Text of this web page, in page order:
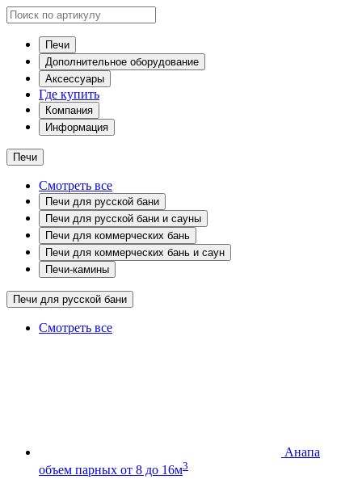
Печи
Дополнительное оборудование
Аксессуары
Где купить
Компания
Информация
Печи
Смотреть все
Печи для русской бани
Печи для русской бани и сауны
Печи для коммерческих бань
Печи для коммерческих бань и саун
Печи-камины
Печи для русской бани
Смотреть все
Анапа
объем парных от 8 до 16м3